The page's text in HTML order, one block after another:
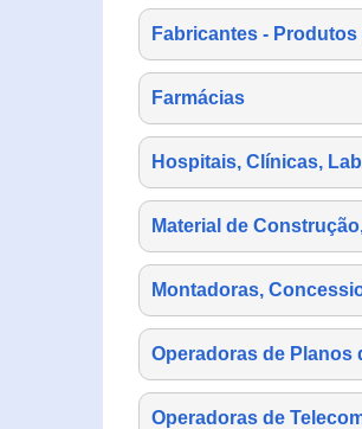
Fabricantes -
Farmácias
Hospitais, Clínicas,
Material de
Montadoras,
Operadoras de Planos
Operadoras de